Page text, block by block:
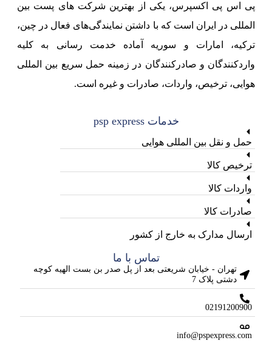
پی اس پی اکسپرس، یکی از بهترین شرکت های پست بین
المللی در ایران است که با داشتن نمایندگی‌های فعال در چین،
ترکیه، امارات و سوریه آماده خدمت رسانی به کلیه
واردکنندگان و صادرکنندگان در زمینه حمل سریع بین المللی
هوایی، ترخیص، واردات، صادرات و غیره است.
خدمات psp express
حمل و نقل بین المللی هوایی
ترخیص کالا
واردات کالا
صادرات کالا
ارسال مدارک به خارج از کشور
تماس با ما
تهران - خیابان شریعتی بعد از پل صدر بن بست الهیه کوچه
دشتی پلاک 7
02191200900
info@pspexpress.com